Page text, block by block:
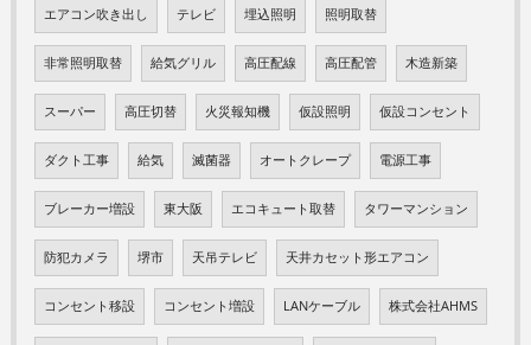
エアコン吹き出し テレビ 埋込照明 照明取替
非常照明取替 給気グリル 高圧配線 高圧配管 木造新築
スーパー 高圧切替 火災報知機 仮設照明 仮設コンセント
ダクト工事 給気 滅菌器 オートクレープ 電源工事
ブレーカー増設 東大阪 エコキュート取替 タワーマンション
防犯カメラ 堺市 天吊テレビ 天井カセット形エアコン
コンセント移設 コンセント増設 LANケーブル 株式会社AHMS